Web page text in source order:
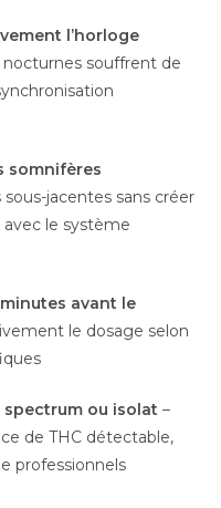
l’horloge
nocturnes souffrent de
somnifères
sous-jacentes sans créer
le système
avant le
le dosage selon
ou isolat –
de THC détectable,
professionnels